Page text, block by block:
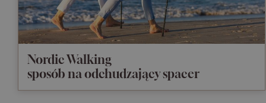
Nordic Walking
sposób na odchudzający spacer